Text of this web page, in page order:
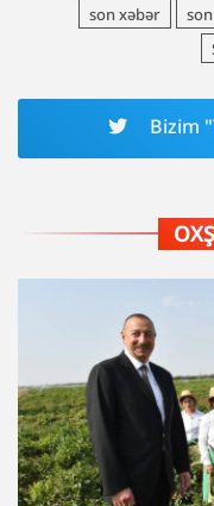
son xəbər
Bizim